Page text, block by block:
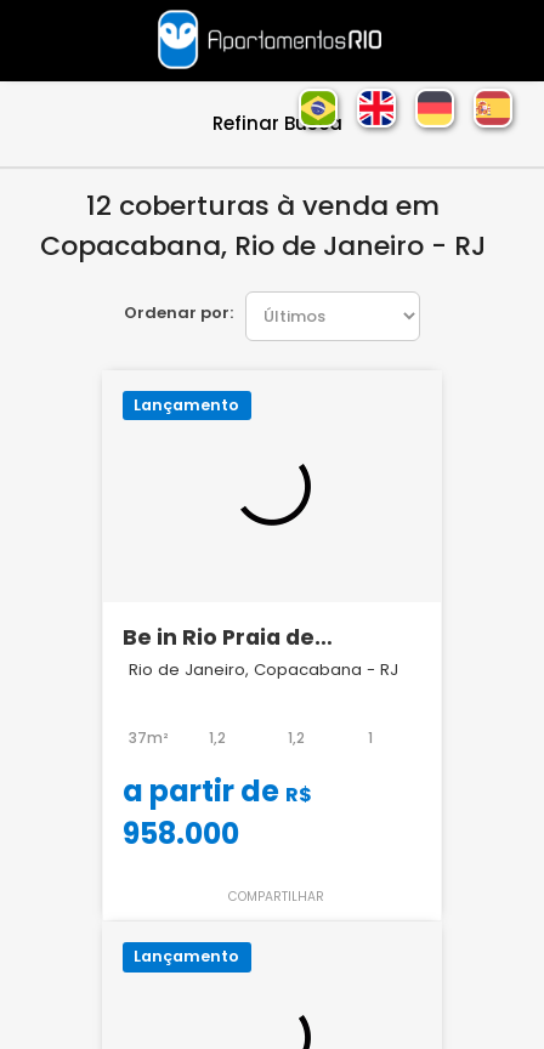
Refinar Busca
12 coberturas à venda em
Copacabana, Rio de Janeiro - RJ
Ordenar por:
Lançamento
Be in Rio Praia de
Copacabana |
da Praia | Studios para
Rio de Janeiro, Copacabana - RJ
37m² 1,2 1,2 1
a partir de R$
958.000
COMPARTILHAR
Lançamento